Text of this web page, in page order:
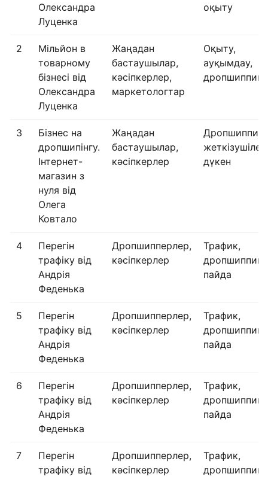
Олександра
Луценка
оқыту
2
Мільйон в
товарному
бізнесі від
Олександра
Луценка
Жаңадан
бастаушылар,
кәсіпкерлер,
маркетологтар
Оқыту,
ауқымдау,
дропшиппинг
3
Бізнес на
дропшипінгу.
Інтернет-
магазин з
нуля від
Олега
Ковтало
Жаңадан
бастаушылар,
кәсіпкерлер
дүкен
4
Перегін
трафіку від
Андрія
Феденька
Дропшипперлер,
кәсіпкерлер
Трафик,
дропшиппинг,
пайда
5
Перегін
трафіку від
Андрія
Феденька
Дропшипперлер,
кәсіпкерлер
Трафик,
дропшиппинг,
пайда
6
Перегін
трафіку від
Андрія
Феденька
Дропшипперлер,
кәсіпкерлер
Трафик,
дропшиппинг,
пайда
7
Перегін
трафіку від
Дропшипперлер,
кәсіпкерлер
Трафик,
дропшиппинг,